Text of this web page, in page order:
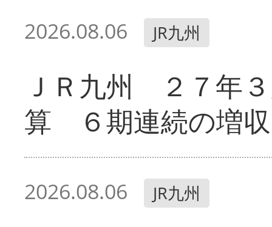
2026.08.06 JR九州
ＪＲ九州 ２７年
算 ６期連続の増収
2026.08.06 JR九州